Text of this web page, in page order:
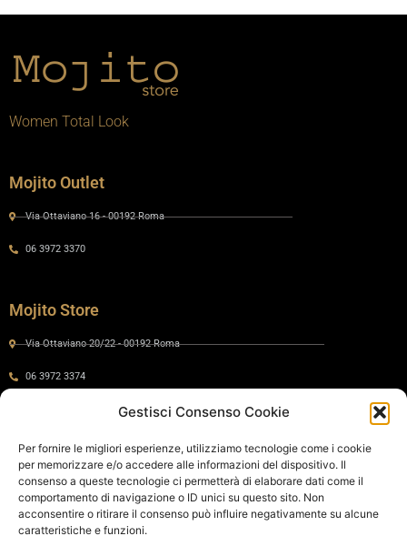
Gestisci Consenso Cookie
Per fornire le migliori esperienze, utilizziamo tecnologie come i cookie
per memorizzare e/o accedere alle informazioni del dispositivo. Il
consenso a queste tecnologie ci permetterà di elaborare dati come il
comportamento di navigazione o ID unici su questo sito. Non
acconsentire o ritirare il consenso può influire negativamente su alcune
caratteristiche e funzioni.
Women Total Look
Mojito Outlet
Via Ottaviano 16 - 00192 Roma
06 3972 3370
Mojito Store
Via Ottaviano 20/22 - 00192 Roma
06 3972 3374
Via Ottaviano 24 - 00192 Roma
06 575 8821